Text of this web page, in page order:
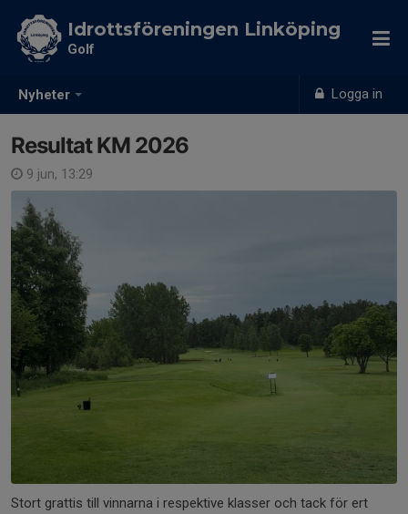
Nyheter Logga in
Idrottsföreningen Linköping
Golf
Resultat KM 2026
9 jun, 13:29
Stort grattis till vinnarna i respektive klasser och tack för ert